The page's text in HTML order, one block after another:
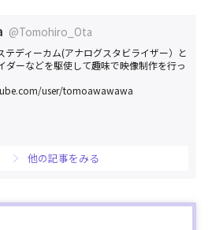
@Tomohiro_Ota
テディーカム(アナログスタビライザー）と
ダーなどを駆使して趣味で映像制作を行っ
user/tomoawawawa
他の記事をみる